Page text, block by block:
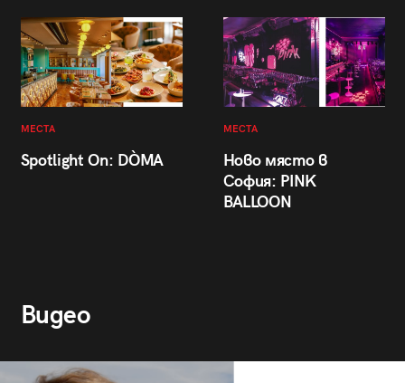
МЕСТА
Spotlight On: DÒMA
МЕСТА
Ново място в
София: PINK
BALLOON
Видео